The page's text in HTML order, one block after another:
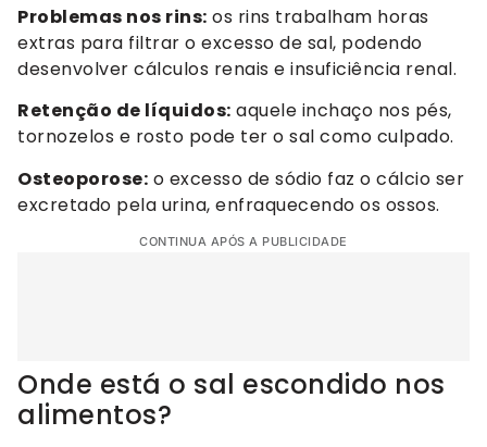
Problemas nos rins: os rins trabalham horas
extras para filtrar o excesso de sal, podendo
desenvolver cálculos renais e insuficiência renal.
Retenção de líquidos: aquele inchaço nos pés,
tornozelos e rosto pode ter o sal como culpado.
Osteoporose: o excesso de sódio faz o cálcio ser
excretado pela urina, enfraquecendo os ossos.
CONTINUA APÓS A PUBLICIDADE
Onde está o sal escondido nos
alimentos?